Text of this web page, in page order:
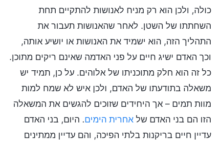
כולה, ולכן הוא רק מניח לאנושות להתקיים תחת
השחתתו של השטן. לאחר שהאנושות תעבור את
התהליך הזה, הוא ישמיד את האנושות או יושיע אותה,
וכך האדם ישיג חיים על פני האדמה שאינם ריקים מתוכן.
כל זה הוא חלק מתוכניתו של אלוהים. על כן, תמיד יש
משאלה בתודעתו של האדם, ולכן איש לא שמח למות
מוות תמים – אך היחידים שזוכים להגשים את המשאלה
הזו הם בני האדם של אחרית הימים. היום, בני האדם
עדיין חיים בריקנות בלתי הפיכה, והם עדיין ממתינים